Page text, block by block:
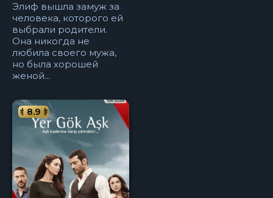
Элиф вышла замуж за
человека, которого ей
выбрали родители.
Она никогда не
любила своего мужа,
но была хорошей
женой...
8.9